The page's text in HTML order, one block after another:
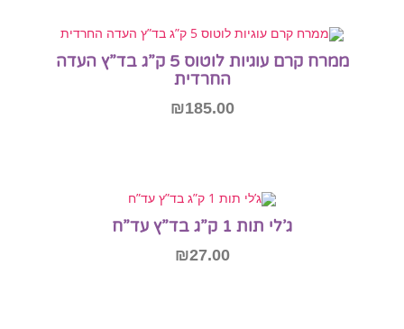
ממרח קרם עוגיות לוטוס 5 ק”ג בד”ץ העדה
החרדית
₪185.00
ג’לי תות 1 ק”ג בד”ץ עד”ח
₪27.00